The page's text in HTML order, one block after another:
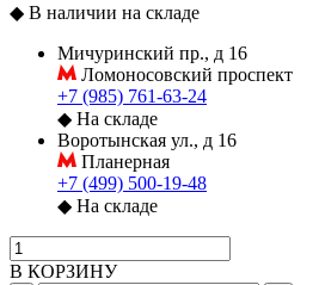
◆ В наличии на складе
Мичуринский пр., д 16
Ломоносовский проспект
+7 (985) 761-63-24
◆ На складе
Воротынская ул., д 16
Планерная
+7 (499) 500-19-48
◆ На складе
В КОРЗИНУ